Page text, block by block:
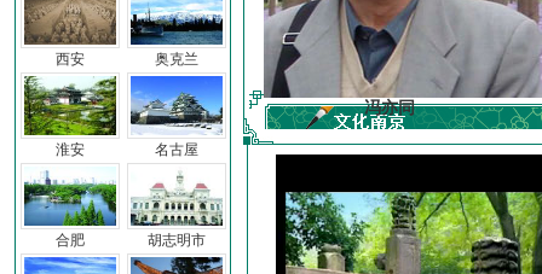
西安
淮安
合肥
奥克兰
名古屋
胡志明市
车前子 冯亦同